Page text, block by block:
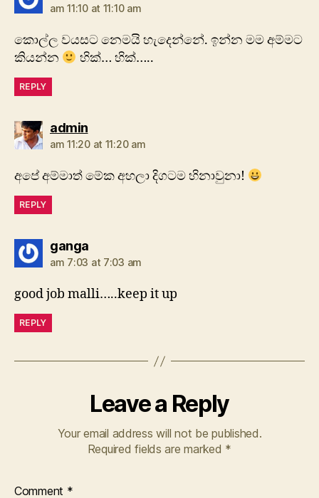
am 11:10 at 11:10 am
කොල්ල වයසට නෙමයි හැදෙන්නේ. ඉන්න මම අම්මට
කියන්න
හික්… හික්…..
REPLY
adminsays:
am 11:20 at 11:20 am
අපේ අම්මාත් මේක අහලා දිගටම හිනාවුනා!
REPLY
gangasays:
am 7:03 at 7:03 am
good job malli…..keep it up
REPLY
Leave a Reply
Your email address will not be published.
Required fields are marked *
Comment *